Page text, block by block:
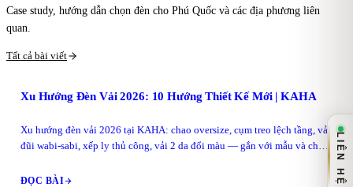
Case study, hướng dẫn chọn đèn cho Phú Quốc và các địa phương liên
quan.
Tất cả bài viết
Xu Hướng Đèn Vải 2026: 10 Hướng Thiết Kế Mới | KAHA
Xu hướng đèn vải 2026 tại KAHA: chao oversize, cụm treo lệch tầng, vải
đũi wabi-sabi, xếp ly thủ công, vải 2 da đổi màu — gắn với mẫu và chất
ĐỌC BÀI LIÊN HỆ